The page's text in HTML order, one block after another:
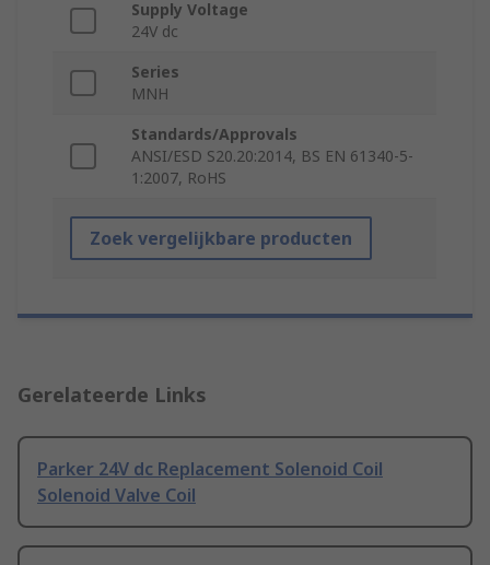
Supply Voltage
24V dc
Series
MNH
Standards/Approvals
ANSI/ESD S20.20:2014, BS EN 61340-5-
1:2007, RoHS
Zoek vergelijkbare producten
Gerelateerde Links
Parker 24V dc Replacement Solenoid Coil
Solenoid Valve Coil